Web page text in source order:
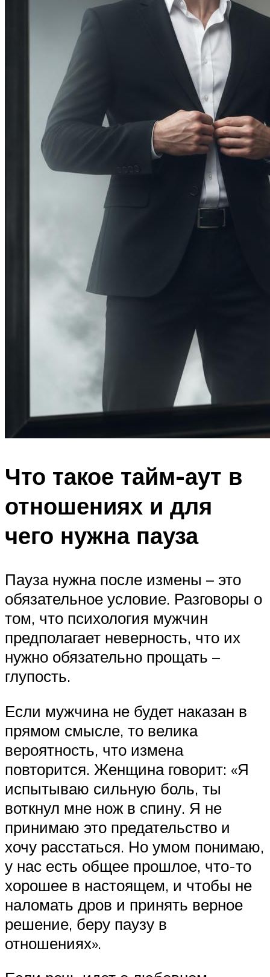
Что такое тайм-аут в
отношениях и для
чего нужна пауза
Пауза нужна после измены – это
обязательное условие. Разговоры о
том, что психология мужчин
предполагает неверность, что их
нужно обязательно прощать –
глупость.
Если мужчина не будет наказан в
прямом смысле, то велика
вероятность, что измена
повторится. Женщина говорит: «Я
испытываю сильную боль, ты
воткнул мне нож в спину. Я не
принимаю это предательство и
хочу расстаться. Но умом понимаю,
у нас есть общее прошлое, что-то
хорошее в настоящем, и чтобы не
наломать дров и принять верное
решение, беру паузу в
отношениях».